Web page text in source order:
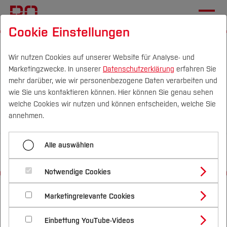
Campus Personen DE|EN Quicklinks
Studium
Studienangebote
Bachelorstudiengänge
Masterstudiengänge
Vor dem Studium
Bewerben & Einschreiben
Bewerbungsportal
Im Studium
Studienbüros und Prüfungen
Nach dem Studium
Forschung & Transfer
Profil
Forschungs- und Transferprofil
Schwerpunkte (FuT)
Beratung & Förderung
Nachhaltigkeit
Nachhaltigkeit studieren
International
AMM Symposium - Stoffwechsel
Startseite
[...] Architektur
Studieren im Fachbereich
AMM Symposium
15. AMM Symposium
Cookie Einstellungen
Wir nutzen Cookies auf unserer Website für Analyse- und
Marketingzwecke. In unserer Datenschutzerklärung erfahren Sie
mehr darüber, wie wir personenbezogene Daten verarbeiten und
wie Sie uns kontaktieren können. Hier können Sie genau sehen
welche Cookies wir nutzen und können entscheiden, welche Sie
annehmen.
Alle auswählen
Notwendige Cookies
Marketingrelevante Cookies
Einbettung YouTube-Videos